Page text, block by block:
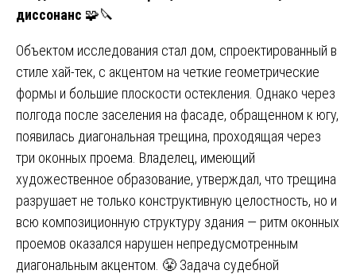
диссонанс 🧩🔪
Объектом исследования стал дом, спроектированный в
стиле хай-тек, с акцентом на четкие геометрические
формы и большие плоскости остекления. Однако через
полгода после заселения на фасаде, обращенном к югу,
появилась диагональная трещина, проходящая через
три оконных проема. Владелец, имеющий
художественное образование, утверждал, что трещина
разрушает не только конструктивную целостность, но и
всю композиционную структуру здания — ритм оконных
проемов оказался нарушен непредусмотренным
диагональным акцентом. 😤 Задача судебной